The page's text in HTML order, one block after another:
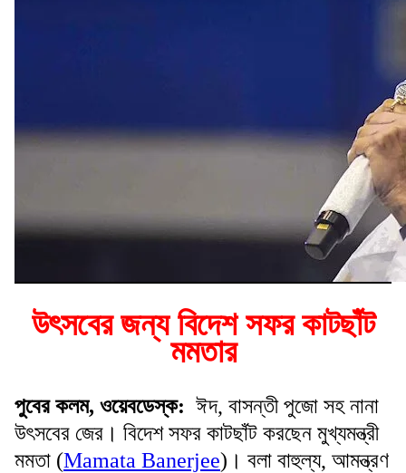
উৎসবের জন্য বিদেশ সফর কাটছাঁট
মমতার
পুবের কলম, ওয়েবডেস্ক: ঈদ, বাসন্তী পুজো সহ নানা
উৎসবের জের। বিদেশ সফর কাটছাঁট করছেন মুখ্যমন্ত্রী
মমতা (Mamata Banerjee)। বলা বাহুল্য, আমন্ত্রণ